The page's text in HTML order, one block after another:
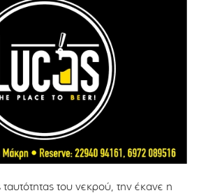
του νεκρού, την έκανε η